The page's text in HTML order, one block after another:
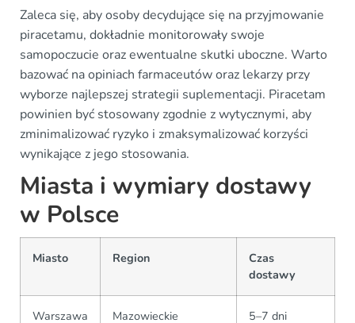
Zaleca się, aby osoby decydujące się na przyjmowanie
piracetamu, dokładnie monitorowały swoje
samopoczucie oraz ewentualne skutki uboczne. Warto
bazować na opiniach farmaceutów oraz lekarzy przy
wyborze najlepszej strategii suplementacji. Piracetam
powinien być stosowany zgodnie z wytycznymi, aby
zminimalizować ryzyko i zmaksymalizować korzyści
wynikające z jego stosowania.
Miasta i wymiary dostawy
w Polsce
Miasto Region
Czas
dostawy
Warszawa Mazowieckie 5–7 dni